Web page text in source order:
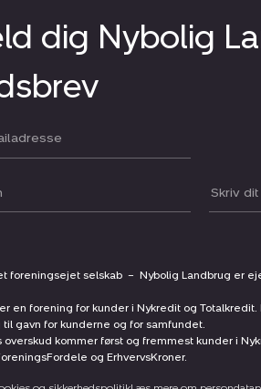
dig Nybolig
foreningsejet selskab – Nybolig Landbrug er
en forening for kunder i Nykredit og
gavn for kunderne og for samfundet.
overskud kommer først og fremmest kunder i
og ErhvervsKroner.